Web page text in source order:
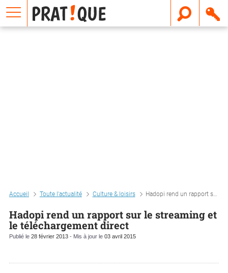
Accueil Toute l'actualité Culture & loisirs Hadopi rend un rapport sur le streaming et le téléchargement direct
Hadopi rend un rapport sur le streaming et
le téléchargement direct
Publié le 28 février 2013 - Mis à jour le 03 avril 2015
E
m
a